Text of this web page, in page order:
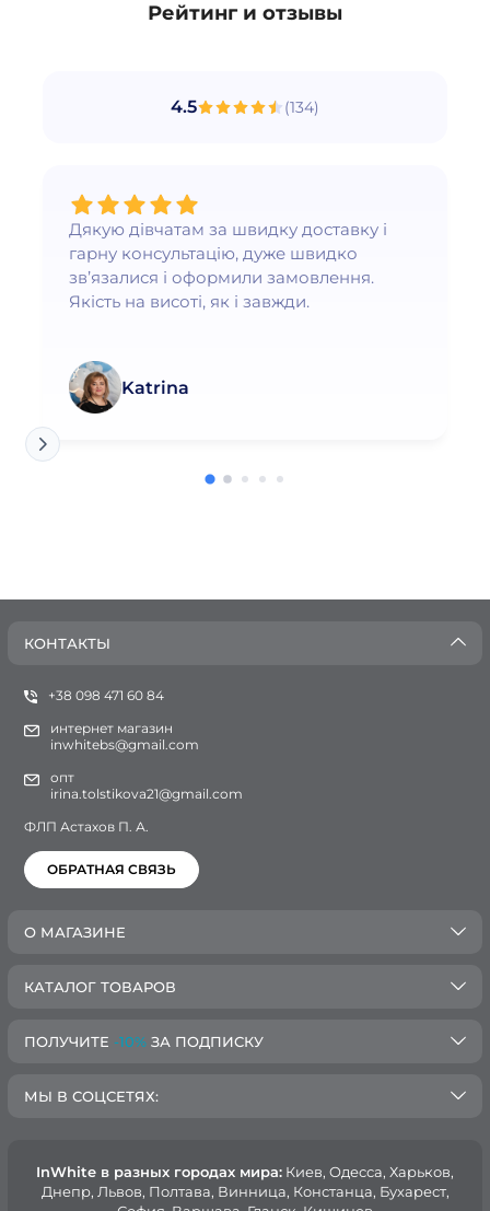
Рейтинг и отзывы
4.5 (134)
Дякую дівчатам за швидку доставку і
гарну консультацію, дуже швидко
зв’язалися і оформили замовлення.
Якість на висоті, як і завжди.
Katrina
КОНТАКТЫ
+38 098 471 60 84
интернет магазин
inwhitebs@gmail.com
опт
irina.tolstikova21@gmail.com
ФЛП Астахов П. А.
ОБРАТНАЯ СВЯЗЬ
О МАГАЗИНЕ
КАТАЛОГ ТОВАРОВ
ПОЛУЧИТЕ -10% ЗА ПОДПИСКУ
МЫ В СОЦСЕТЯХ:
InWhite в разных городах мира: Киев, Oдесса, Харьков,
Днепр, Львов, Полтава, Винница, Констанца, Бухарест,